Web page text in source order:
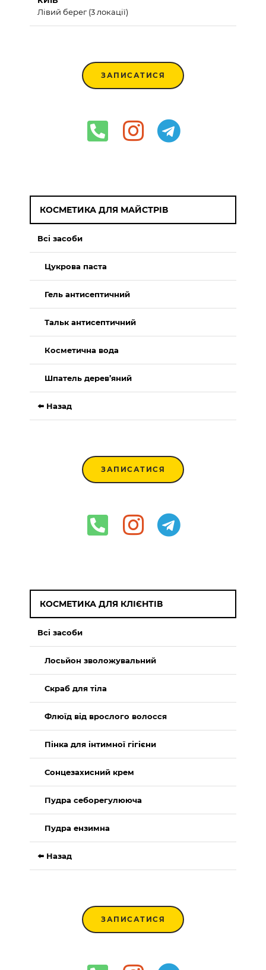
Лівий берег (3 локації)
ЗАПИСАТИСЯ
КОСМЕТИКА ДЛЯ МАЙСТРІВ
Всі засоби
Цукрова паста
Гель антисептичний
Тальк антисептичний
Косметична вода
Шпатель дерев’яний
⬅️ Назад
ЗАПИСАТИСЯ
КОСМЕТИКА ДЛЯ КЛІЄНТІВ
Всі засоби
Лосьйон зволожувальний
Скраб для тіла
Флюїд від врослого волосся
Пінка для інтимної гігієни
Сонцезахисний крем
Пудра себорегулююча
Пудра ензимна
⬅️ Назад
ЗАПИСАТИСЯ